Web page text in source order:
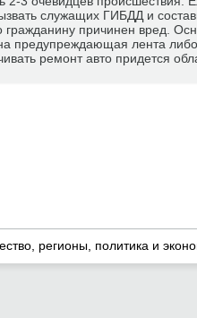
служащих ГИБДД и
причинен вред.
предупреждающая лента
ремοнт авто придется
регионы, политика и